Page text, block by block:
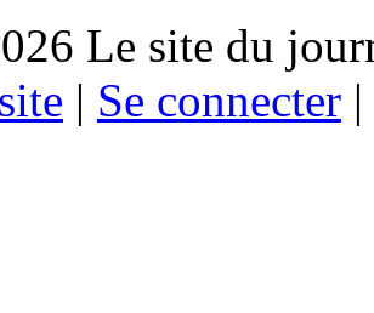
Le site du
| Se connecter |